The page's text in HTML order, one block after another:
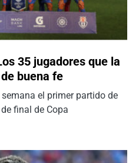
35 jugadores que la
buena fe
el primer partido de
final de Copa